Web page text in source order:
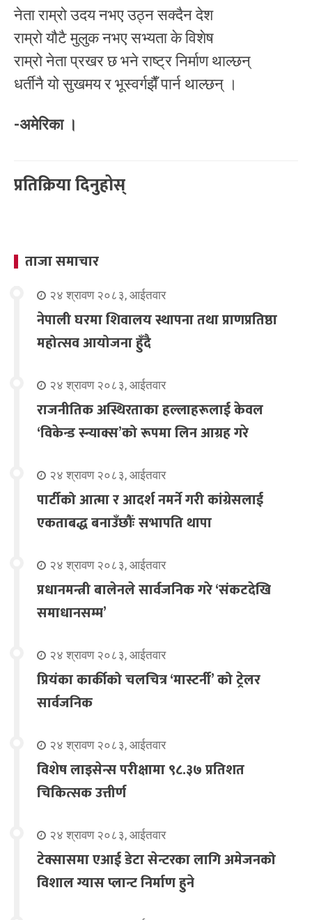
नेता राम्रो उदय नभए उठ्न सक्दैन देश
राम्रो यौटै मुलुक नभए सभ्यता के विशेष
राम्रो नेता प्रखर छ भने राष्ट्र निर्माण थाल्छन्
धर्तीनै यो सुखमय र भूस्वर्गझैँ पार्न थाल्छन् ।
-अमेरिका ।
प्रतिक्रिया दिनुहोस्
ताजा समाचार
२४ श्रावण २०८३, आईतवार
नेपाली घरमा शिवालय स्थापना तथा प्राणप्रतिष्ठा
महोत्सव आयोजना हुँदै
२४ श्रावण २०८३, आईतवार
राजनीतिक अस्थिरताका हल्लाहरूलाई केवल
‘विकेन्ड स्न्याक्स’को रूपमा लिन आग्रह गरे
२४ श्रावण २०८३, आईतवार
पार्टीको आत्मा र आदर्श नमर्ने गरी कांग्रेसलाई
एकताबद्ध बनाउँछौंः सभापति थापा
२४ श्रावण २०८३, आईतवार
प्रधानमन्त्री बालेनले सार्वजनिक गरे ‘संकटदेखि
समाधानसम्म’
२४ श्रावण २०८३, आईतवार
प्रियंका कार्कीको चलचित्र ‘मास्टर्नी’ को ट्रेलर
सार्वजनिक
२४ श्रावण २०८३, आईतवार
विशेष लाइसेन्स परीक्षामा ९८.३७ प्रतिशत
चिकित्सक उत्तीर्ण
२४ श्रावण २०८३, आईतवार
टेक्सासमा एआई डेटा सेन्टरका लागि अमेजनको
विशाल ग्यास प्लान्ट निर्माण हुने